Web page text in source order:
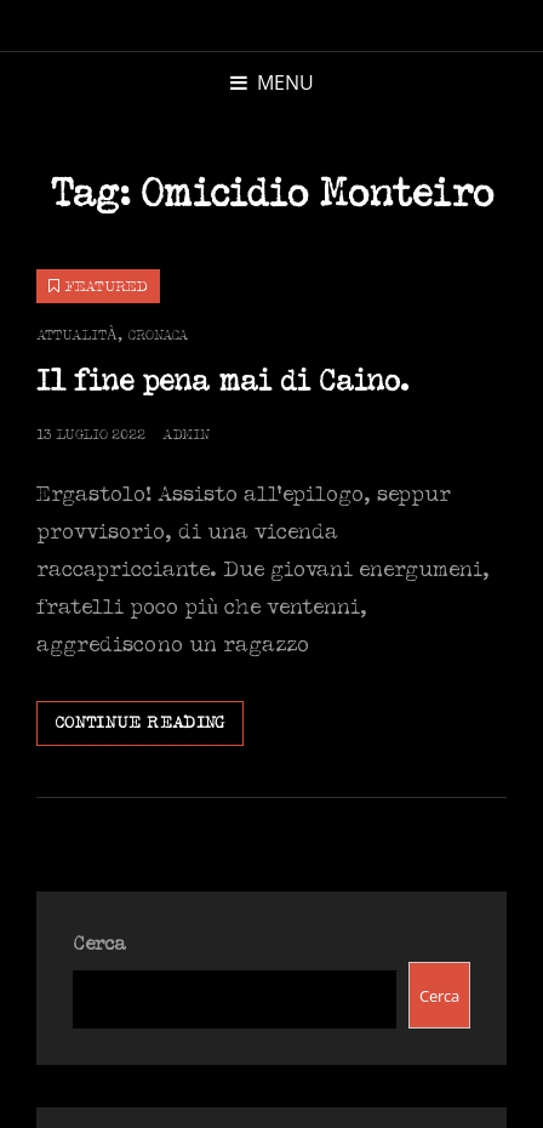
MENU
Tag: Omicidio Monteiro
FEATURED
CAT
LINKS
ATTUALITÀ, CRONACA
Il fine pena mai di Caino.
POSTED
13 LUGLIO 2022 ADMIN
Ergastolo! Assisto all’epilogo, seppur
provvisorio, di una vicenda
raccapricciante. Due giovani energumeni,
fratelli poco più che ventenni,
aggrediscono un ragazzo
CONTINUE READINGIL
FINE
MAI
Cerca
Cerca